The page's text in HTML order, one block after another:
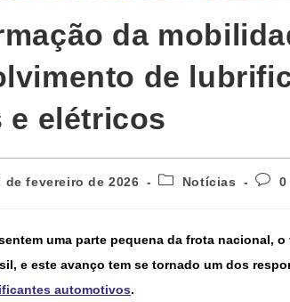
da
de
e elétricos
de fevereiro de 2026 Notícias 0
uma parte pequena da frota nacional,
e este avanço tem se tornado um dos
automotivos.